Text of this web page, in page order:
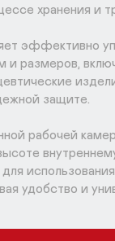
хранения и
эффективно
и размеров,
защите.
рабочей
удобство и